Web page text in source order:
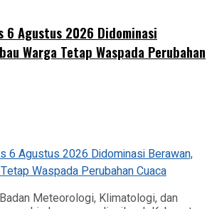
6 Agustus 2026 Didominasi
Warga Tetap Waspada Perubahan
Meteorologi, Klimatologi, dan